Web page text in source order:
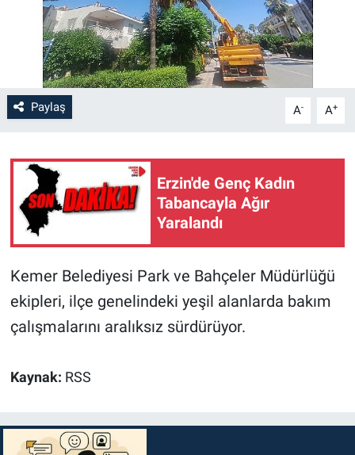
Paylaş A- A+
Erzin'de Genç Kadın
Tabancayla Ağır
Yaralandı
Kemer Belediyesi Park ve Bahçeler Müdürlüğü
ekipleri, ilçe genelindeki yeşil alanlarda bakım
çalışmalarını aralıksız sürdürüyor.
Kaynak: RSS